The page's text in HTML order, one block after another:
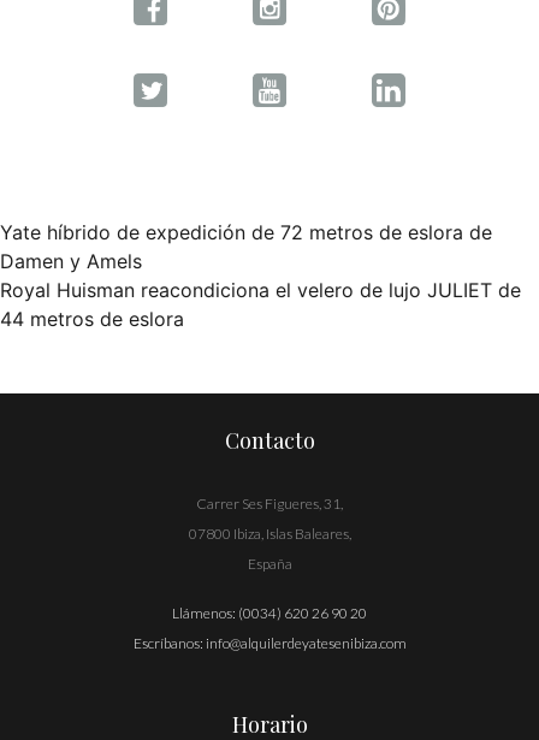
Navegación
de
Yate híbrido de expedición de 72 metros de eslora de
Damen y Amels
Royal Huisman reacondiciona el velero de lujo JULIET de
44 metros de eslora
Contacto
Carrer Ses Figueres, 31,
07800 Ibiza, Islas Baleares,
España
Llámenos: (0034) 620 26 90 20
Escríbanos: info@alquilerdeyatesenibiza.com
Horario